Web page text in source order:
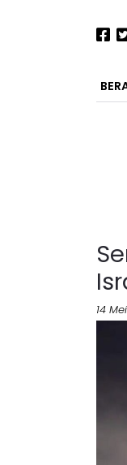
14